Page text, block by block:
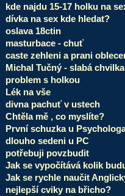
kde najdu 15-17 holku na
dívka na sex kde hledat?
oslava 18ctin
masturbace - chuť
caste zehleni a prani
Michal Tučný - slabá chvilka
problem s holkou
Lék na vše
divna pachuť v ustech
Chtěla mě , co myslíte?
První schuzka u
dlouho sedeni u PC
potřebuji povzbudit
Jak se vypočítává kolik
Jak se rychle naučit
nejlepší cviky na břicho?